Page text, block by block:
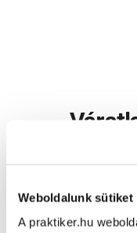
Weboldalunk sütiket
A praktiker.hu